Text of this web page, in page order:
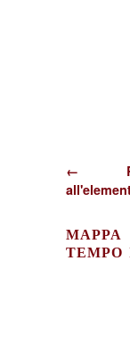
←
TEMPO